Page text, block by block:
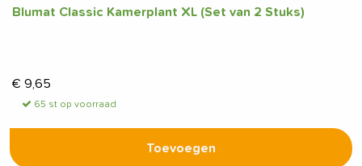
Blumat Classic Kamerplant XL (Set van 2 Stuks)
€ 9,65
65 st op voorraad
Toevoegen